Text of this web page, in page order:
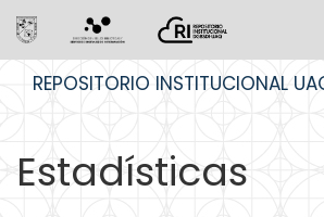
REPOSITORIO INSTITUCIONAL
Estadísticas